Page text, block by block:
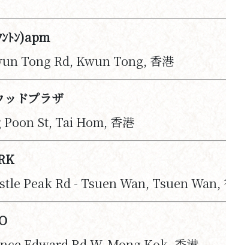
ﾄﾝ)apm
Tong Rd, Kwun Tong, 香港
ドプラザ
St, Tai Hom, 香港
Peak Rd - Tsuen Wan, Tsuen Wan,